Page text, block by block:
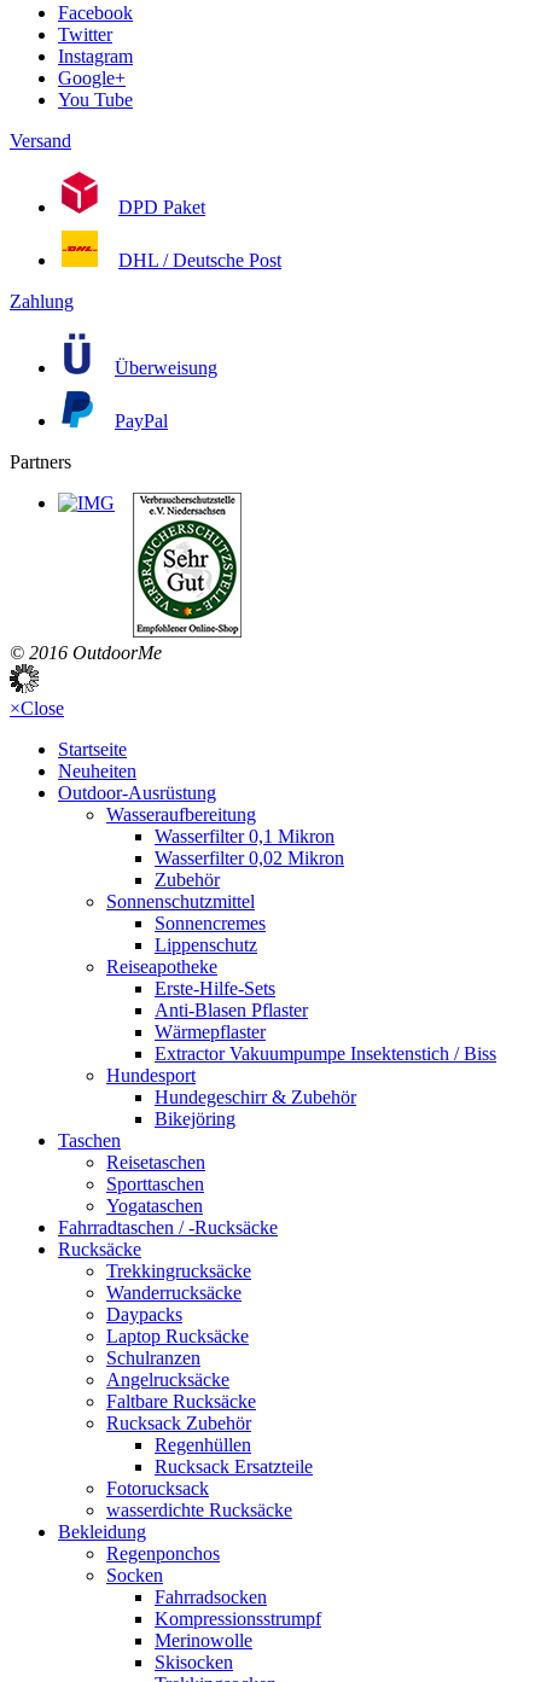
Facebook
Twitter
Instagram
Google+
You Tube
Versand
DPD Paket
DHL / Deutsche Post
Zahlung
Überweisung
PayPal
Partners
© 2016 OutdoorMe
×Close
Startseite
Neuheiten
Outdoor-Ausrüstung
Wasseraufbereitung
Wasserfilter 0,1 Mikron
Wasserfilter 0,02 Mikron
Zubehör
Sonnenschutzmittel
Sonnencremes
Lippenschutz
Reiseapotheke
Erste-Hilfe-Sets
Anti-Blasen Pflaster
Wärmepflaster
Extractor Vakuumpumpe Insektenstich / Biss
Hundesport
Hundegeschirr & Zubehör
Bikejöring
Taschen
Reisetaschen
Sporttaschen
Yogataschen
Fahrradtaschen / -Rucksäcke
Rucksäcke
Trekkingrucksäcke
Wanderrucksäcke
Daypacks
Laptop Rucksäcke
Schulranzen
Angelrucksäcke
Faltbare Rucksäcke
Rucksack Zubehör
Regenhüllen
Rucksack Ersatzteile
Fotorucksack
wasserdichte Rucksäcke
Bekleidung
Regenponchos
Socken
Fahrradsocken
Kompressionsstrumpf
Merinowolle
Skisocken